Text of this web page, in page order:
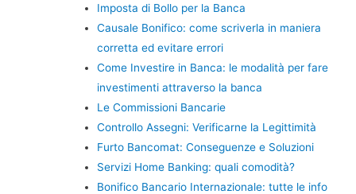
Imposta di Bollo per la Banca
Causale Bonifico: come scriverla in maniera
corretta ed evitare errori
Come Investire in Banca: le modalità per fare
investimenti attraverso la banca
Le Commissioni Bancarie
Controllo Assegni: Verificarne la Legittimità
Furto Bancomat: Conseguenze e Soluzioni
Servizi Home Banking: quali comodità?
Bonifico Bancario Internazionale: tutte le info